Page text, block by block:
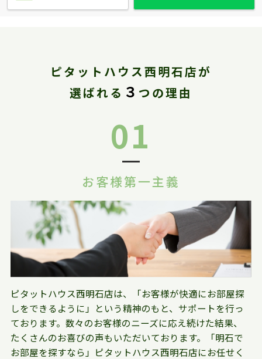
ピタットハウス西明石店が
選ばれる ３ つの理由
01
お客様第一主義
ピタットハウス西明石店は、「お客様が快適にお部屋探
しをできるように」という精神のもと、サポートを行っ
ております。数々のお客様のニーズに応え続けた結果、
たくさんのお喜びの声もいただいております。「明石で
お部屋を探すなら」ピタットハウス西明石店にお任せく